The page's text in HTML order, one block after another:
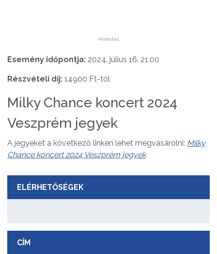
Hirdetés
Esemény időpontja: 2024. július 16. 21:00
Részvételi díj: 14900 Ft-tól
Milky Chance koncert 2024
Veszprém jegyek
A jegyeket a következő linken lehet megvásárolni: Milky
Chance koncert 2024 Veszprém jegyek
ELÉRHETŐSÉGEK
CÍM